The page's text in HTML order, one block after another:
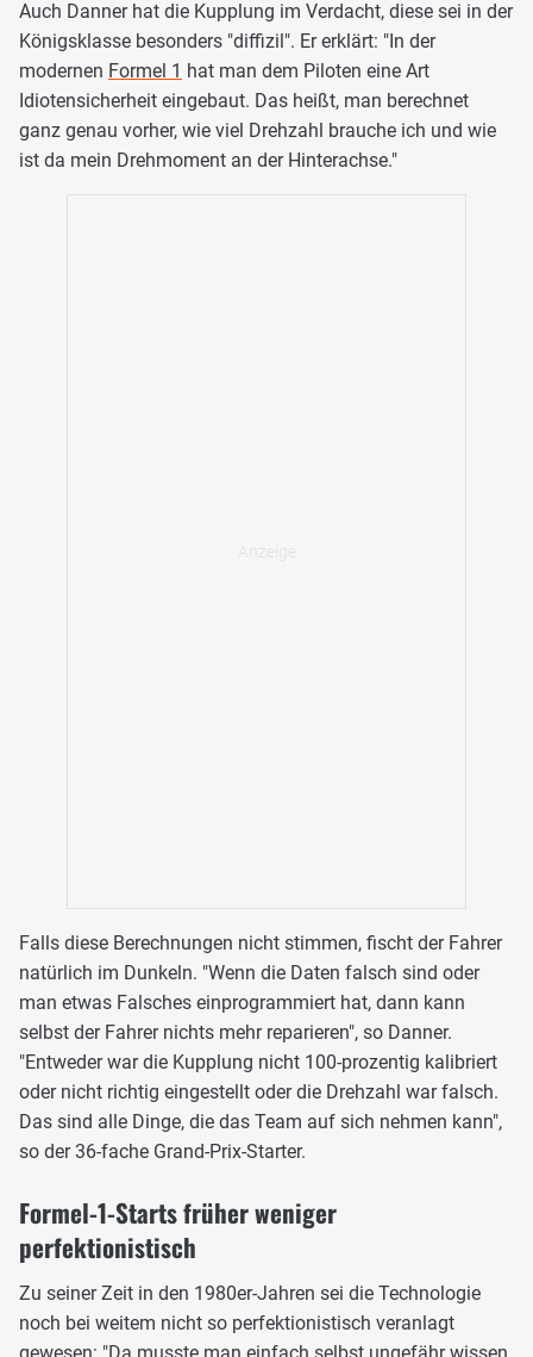
Auch Danner hat die Kupplung im Verdacht, diese sei in der
Königsklasse besonders "diffizil". Er erklärt: "In der
modernen Formel 1 hat man dem Piloten eine Art
Idiotensicherheit eingebaut. Das heißt, man berechnet
ganz genau vorher, wie viel Drehzahl brauche ich und wie
ist da mein Drehmoment an der Hinterachse."
Falls diese Berechnungen nicht stimmen, fischt der Fahrer
natürlich im Dunkeln. "Wenn die Daten falsch sind oder
man etwas Falsches einprogrammiert hat, dann kann
selbst der Fahrer nichts mehr reparieren", so Danner.
"Entweder war die Kupplung nicht 100-prozentig kalibriert
oder nicht richtig eingestellt oder die Drehzahl war falsch.
Das sind alle Dinge, die das Team auf sich nehmen kann",
so der 36-fache Grand-Prix-Starter.
Formel-1-Starts früher weniger
perfektionistisch
Zu seiner Zeit in den 1980er-Jahren sei die Technologie
noch bei weitem nicht so perfektionistisch veranlagt